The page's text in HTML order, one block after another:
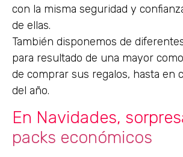
con la misma seguridad y
de ellas.
También disponemos de
para resultado de una mayor
de comprar sus regalos, hasta en
del año.
En Navidades,
packs económicos